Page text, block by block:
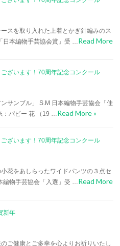
ースを取り入れた上着とかぎ針編みのス
日本編物手芸協会賞」受 …Read More
ざいます！70周年記念コンクール
ンサンブル」 S.M 日本編物手芸協会「佳
：パピー 花 （19 …Read More »
ざいます！70周年記念コンクール
小花をあしらったワイドパンツの３点セ
編物手芸協会「入選」受 …Read More
新年
ご健康とご多幸を心よりお祈りいたし